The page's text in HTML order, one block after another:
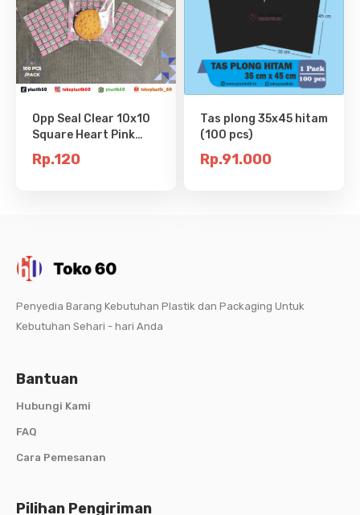
Opp Seal Clear 10x10
Square Heart Pink
(100pcs)
Rp.120
Tas plong 35x45 hitam
(100 pcs)
Rp.91.000
Penyedia Barang Kebutuhan Plastik dan Packaging Untuk
Kebutuhan Sehari - hari Anda
Bantuan
Hubungi Kami
FAQ
Cara Pemesanan
Pilihan Pengiriman